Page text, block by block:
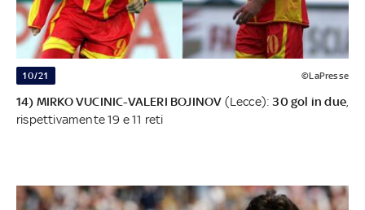
10/21 ©LaPresse
14) MIRKO VUCINIC-VALERI BOJINOV (Lecce):30 gol in due
rispettivamente 19 e 11 reti